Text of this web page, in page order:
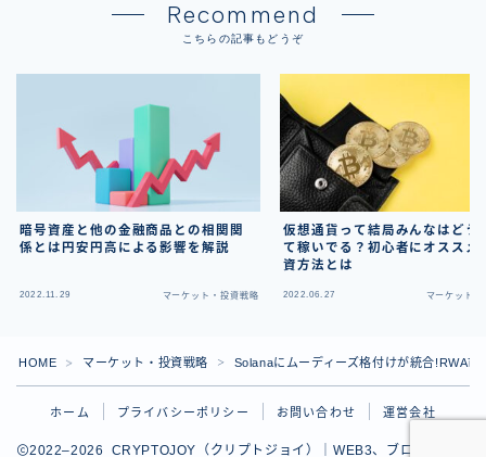
Recommend
こちらの記事もどうぞ
暗号資産と他の金融商品との相関関
係とは円安円高による影響を解説
2022.11.29 マーケット・投資戦略
仮想通貨って結局みんなはどう
て稼いでる？初心者にオススメ
資方法とは
2022.06.27 マーケット
HOME ＞ マーケット・投資戦略 ＞ Solanaにムーディーズ格付けが統合!RWA
ホーム プライバシーポリシー お問い合わせ 運営会社
2022–2026 CRYPTOJOY（クリプトジョイ）｜WEB3、ブロックチェ